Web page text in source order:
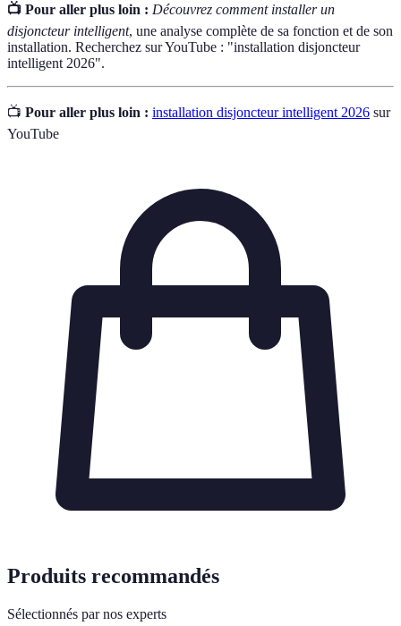
📺 Pour aller plus loin : Découvrez comment installer un
disjoncteur intelligent, une analyse complète de sa fonction et de son
installation. Recherchez sur YouTube : "installation disjoncteur
intelligent 2026".
📺 Pour aller plus loin : installation disjoncteur intelligent 2026 sur
YouTube
Produits recommandés
Sélectionnés par nos experts